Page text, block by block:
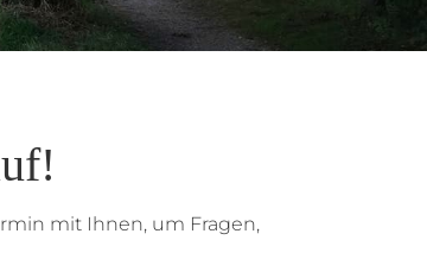
mit Ihnen, um Fragen,